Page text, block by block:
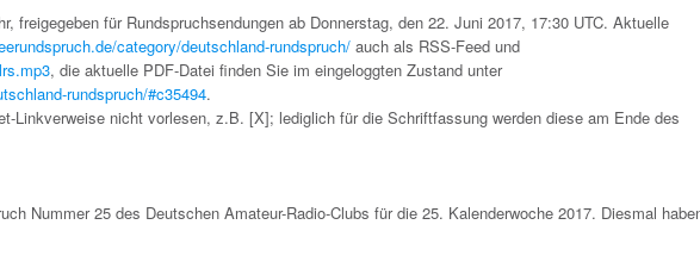
freigegeben für Rundspruchsendungen ab Donnerstag, den 22. Juni 2017, 17:30 UTC. Aktuelle
category/deutschland-rundspruch/ auch als RSS-Feed und
, die aktuelle PDF-Datei finden Sie im eingeloggten Zustand unter
rundspruch/#c35494.
Linkverweise nicht vorlesen, z.B. [X]; lediglich für die Schriftfassung werden diese am Ende des
Nummer 25 des Deutschen Amateur-Radio-Clubs für die 25. Kalenderwoche 2017. Diesmal